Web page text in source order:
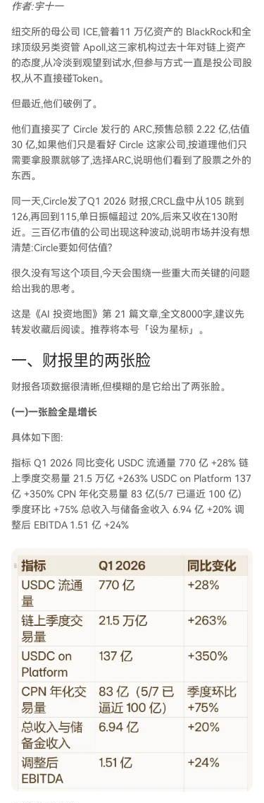
支付网络）。CPN交易量增速迅猛，虽当前收入贡
献不大，但代表了Circle从“利息机器”向“金融操作
系统”转型的关键。 **第三维：Arc网络与ARC代币
（决定估值“未来”）** Arc是Circle推出的机构优先
型Layer 1区块链，USDC为其原生Gas货币。ARC
构，表明其看好网络本身价值。该网络若成功，将
值需长期验证。 **总结：当前300亿市值在赌什
么？** 按当前年化数据分部加总（SOTP），保守
估值约在100-150亿美元。300亿的市值包含了市
场对其未来增长的溢价，即赌其USDC规模持续扩
大、支付网络（CPN）成功变现、以及Arc生态繁
荣。投资的核心在于判断其“链上金融基础设施”的
商业模式能否成功，而非仅仅计算当前数字。
作者:宇十一
纽交所的母公司 ICE,管着11 万亿资产的 BlackRock和全
球顶级另类资管 Apoll,这三家机构过去十年对链上资产
的态度,从冷淡到观望到试水,但参与方式一直是投公司股
权,从不直接碰Token。
但最近,他们破例了。
他们直接买了 Circle 发行的 ARC,预售总额 2.22 亿,估值
30 亿,如果他们只是看好 Circle 这家公司,按道理他们只
需要拿股票就够了,选择ARC,说明他们看到了股票之外的
东西。
同一天,Circle发了Q1 2026 财报,CRCL盘中从105 跳到
126,再回到115,单日振幅超过 20%,后来又收在130附
近。三百亿市值的公司出现这种波动,说明市场并没有想
清楚:Circle要如何估值?
很久没有写这个项目,今天会围绕一些重大而关键的问题
给出我的思考。
这是《AI 投资地图》第 21 篇文章,全文8000字,建议先
转发收藏后阅读。推荐将本号「设为星标」。
一、财报里的两张脸
财报各项数据很清晰,但模糊的是它给出了两张脸。
(一)一张脸全是增长
具体如下图:
指标 Q1 2026 同比变化 USDC 流通量 770 亿 +28% 链
上季度交易量 21.5 万亿 +263% USDC on Platform 137
亿 +350% CPN 年化交易量 83 亿(5/7 已逼近 100 亿)
季度环比 +75% 总收入与储备金收入 6.94 亿 +20% 调
整后 EBITDA 1.51 亿 +24%